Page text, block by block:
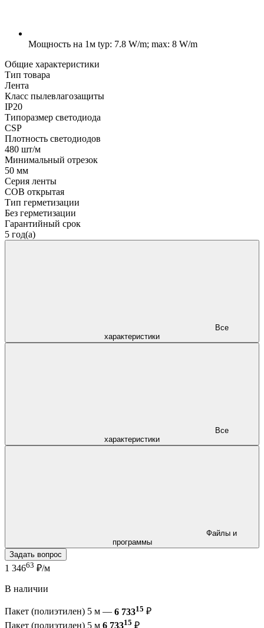
Мощность на 1м typ: 7.8 W/m; max: 8 W/m
Общие характеристики
Тип товара
Лента
Класс пылевлагозащиты
IP20
Типоразмер светодиода
CSP
Плотность светодиодов
480 шт/м
Минимальный отрезок
50 мм
Серия ленты
COB открытая
Тип герметизации
Без герметизации
Гарантийный срок
5 год(а)
характеристики
характеристики
программы
Задать вопрос
1 34663 ₽/м
В наличии
Пакет (полиэтилен) 5 м — 6 73315 ₽
Пакет (полиэтилен) 5 м 6 73315 ₽